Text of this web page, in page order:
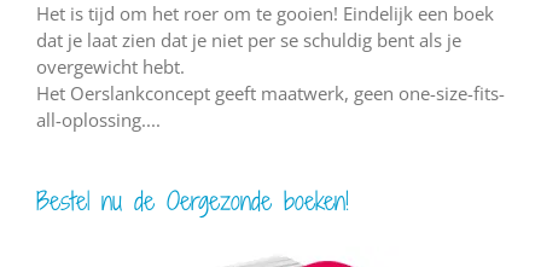
Het is tijd om het roer om te gooien! Eindelijk een boek
dat je laat zien dat je niet per se schuldig bent als je
overgewicht hebt.
Het Oerslankconcept geeft maatwerk, geen one-size-fits-
all-oplossing....
Bestel nu de Oergezonde boeken!